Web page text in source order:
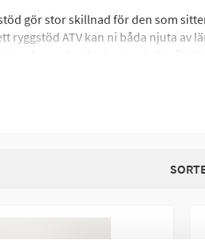
gör stor skillnad för den som
ryggstöd ATV kan ni båda njuta av